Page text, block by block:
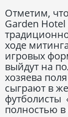
Отметим,
Garden Hotel
ходе
игровых
выйдут на
хозяева
сыграют в
футболисты
полностью